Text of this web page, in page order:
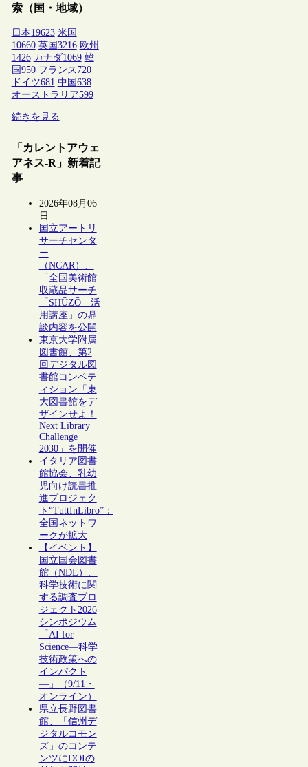
索（国・地域）
日本19623 米国
10660 英国 3216 欧州
1426 カナダ1069 韓
国 950 フランス 720
ドイツ681 中国 638
オーストラリア599
続きを見る
「カレントアウェ
アネス-R」新着記
事
2026年08月06
日
国立アートリ
サーチセンタ
ー
（NCAR）、
「全国美術館
収蔵品サーチ
「SHŪZŌ」活
用講座」の鼎
談内容を公開
東京大学附属
図書館、第2
回デジタル図
書館コンペテ
ィション「東
大図書館をデ
ザインせよ！
Next Library
Challenge
2030」を開催
イタリア図書
館協会、乳幼
児向け読書推
進プロジェク
ト“TuttInLibro”：
全国ネットワ
ークが拡大
【イベント】
国立国会図書
館（NDL）、
科学技術に関
する調査プロ
ジェクト2026
シンポジウム
「AI for
Science―科学
技術政策への
インパクト
―」（9/11・
オンライン）
県立長野図書
館、「信州デ
ジタルコモン
ズ」のコンテ
ンツにDOIの